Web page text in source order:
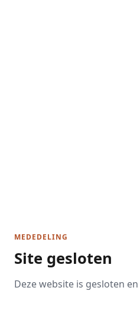
MEDEDELING
Site gesloten
Deze website is gesloten